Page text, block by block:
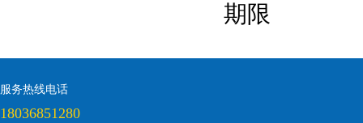
期限
服务热线电话
18036851280